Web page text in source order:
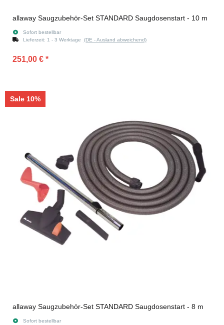
allaway Saugzubehör-Set STANDARD Saugdosenstart - 10 m
Sofort bestellbar
Lieferzeit: 1 - 3 Werktage (DE - Ausland abweichend)
251,00 € *
Sale 10%
allaway Saugzubehör-Set STANDARD Saugdosenstart - 8 m
Sofort bestellbar